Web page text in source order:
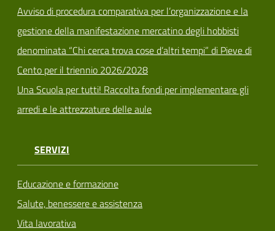
Avviso di procedura comparativa per l’organizzazione e la
gestione della manifestazione mercatino degli hobbisti
denominata “Chi cerca trova cose d’altri tempi” di Pieve di
Cento per il triennio 2026/2028
Una Scuola per tutti! Raccolta fondi per implementare gli
arredi e le attrezzature delle aule
SERVIZI
Educazione e formazione
Salute, benessere e assistenza
Vita lavorativa